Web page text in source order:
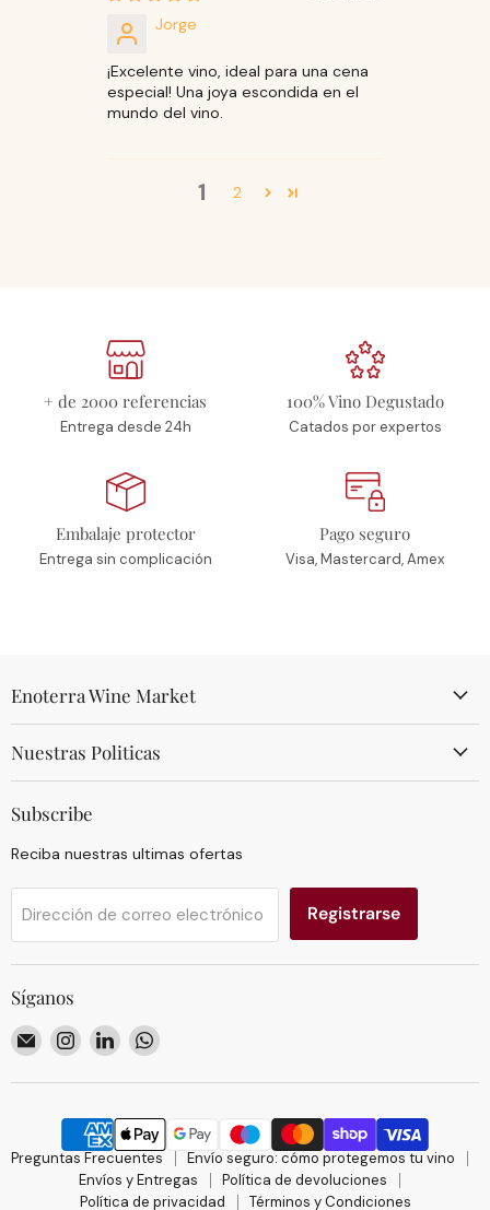
Jorge
¡Excelente vino, ideal para una cena
especial! Una joya escondida en el
mundo del vino.
1 2
+ de 2000 referencias
Entrega desde 24h
100% Vino Degustado
Catados por expertos
Embalaje protector
Entrega sin complicación
Pago seguro
Visa, Mastercard, Amex
Enoterra Wine Market
Nuestras Politicas
Subscribe
Reciba nuestras ultimas ofertas
Dirección de correo electrónico Registrarse
Síganos
Encuéntrenos
en
Correo
Encuéntrenos
en
Instagram
Encuéntrenos
en
LinkedIn
Encuéntrenos
WhatsApp
Preguntas Frecuentes
Envío seguro: cómo protegemos tu vino
Envíos y Entregas
Política de devoluciones
Política de privacidad
Términos y Condiciones